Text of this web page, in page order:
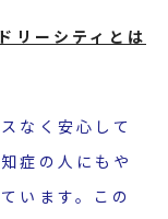
リーシティとは
なく安心して
症の人にもや
います。この